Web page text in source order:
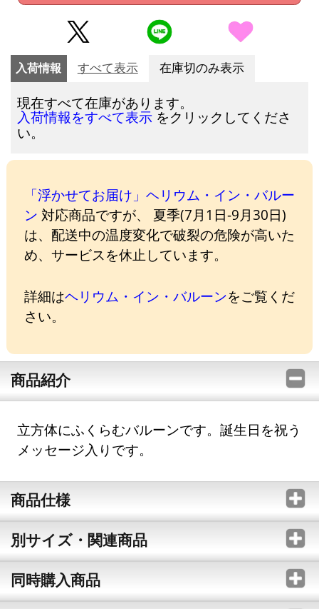
入荷情報 すべて表示 在庫切のみ表示
現在すべて在庫があります。
入荷情報をすべて表示 をクリックしてくださ
い。
「浮かせてお届け」ヘリウム・イン・バルー
ン 対応商品ですが、 夏季(7月1日-9月30日)
は、配送中の温度変化で破裂の危険が高いた
め、サービスを休止しています。
詳細はヘリウム・イン・バルーンをご覧くだ
さい。
商品紹介
立方体にふくらむバルーンです。誕生日を祝う
メッセージ入りです。
商品仕様
別サイズ・関連商品
同時購入商品